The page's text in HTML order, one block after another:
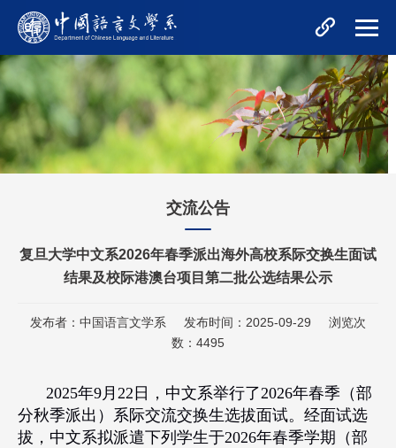
交流公告
复旦大学中文系2026年春季派出海外高校系际交换生面试
结果及校际港澳台项目第二批公选结果公示
发布者：中国语言文学系 发布时间：2025-09-29
浏览次
数： 4495
2025年9月 22 日，中文系举行了2026年春季（部
分秋季派出）系际交流交换生选拔面试。经面试选
拔，中文系拟派遣下列学生于2026年春季学期（部